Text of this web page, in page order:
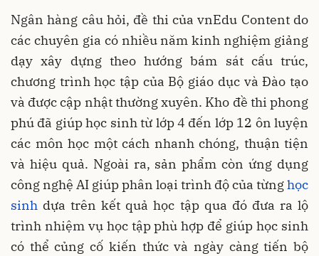
Ngân hàng câu hỏi, đề thi của vnEdu Content do
các chuyên gia có nhiều năm kinh nghiệm giảng
dạy xây dựng theo hướng bám sát cấu trúc,
chương trình học tập của Bộ giáo dục và Đào tạo
và được cập nhật thường xuyên. Kho đề thi phong
phú đã giúp học sinh từ lớp 4 đến lớp 12 ôn luyện
các môn học một cách nhanh chóng, thuận tiện
và hiệu quả. Ngoài ra, sản phẩm còn ứng dụng
công nghệ AI giúp phân loại trình độ của từnghọc
sinh dựa trên kết quả học tập qua đó đưa ra lộ
trình nhiệm vụ học tập phù hợp để giúp học sinh
có thể củng cố kiến thức và ngày càng tiến bộ